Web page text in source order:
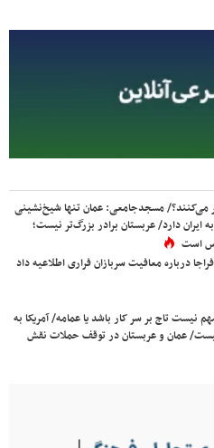
می‌کنند؟/ مسجدجامعی: عمان تنها شیخ‌نشینی
ایران دارد/ عربستان برادر بزرگ‌تر نیست؛
است
درباره معافیت سربازان فراری اطلاعیه داد
نیست تاج بر سر کار باشد یا عمامه/ آمریکا به
عمان و عربستان در توقف حملات نقش